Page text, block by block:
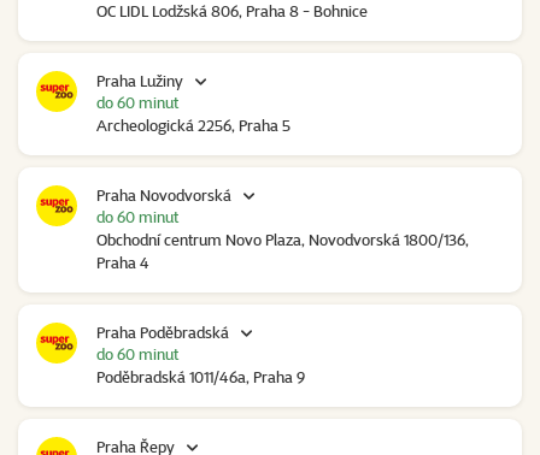
OC LIDL Lodžská 806, Praha 8 - Bohnice
Praha Lužiny
Archeologická 2256, Praha 5
do 60 minut
Praha Novodvorská
Obchodní centrum Novo Plaza, Novodvorská 1800/136,
Praha 4
do 60 minut
Praha Poděbradská
Poděbradská 1011/46a, Praha 9
do 60 minut
Praha Řepy